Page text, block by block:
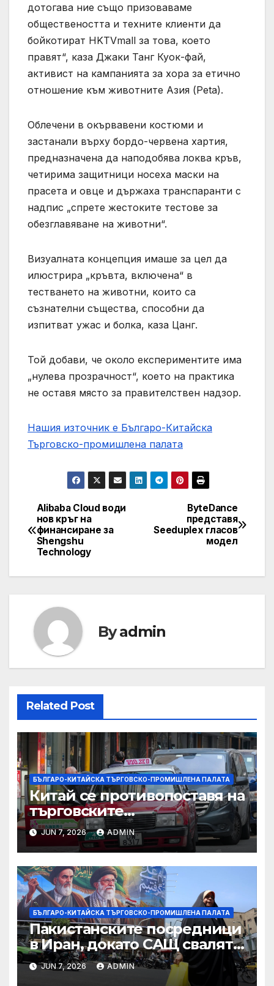
дотогава ние също призоваваме
обществеността и техните клиенти да
бойкотират HKTVmall за това, което
правят“, каза Джаки Танг Куок-фай,
активист на кампанията за хора за етично
отношение към животните Азия (Peta).
Облечени в окървавени костюми и
застанали върху бордо-червена хартия,
предназначена да наподобява локва кръв,
четирима защитници носеха маски на
прасета и овце и държаха транспаранти с
надпис „спрете жестоките тестове за
обезглавяване на животни“.
Визуалната концепция имаше за цел да
илюстрира „кръвта, включена“ в
тестването на животни, които са
съзнателни същества, способни да
изпитват ужас и болка, каза Цанг.
Той добави, че около експериментите има
„нулева прозрачност“, което на практика
не оставя място за правителствен надзор.
Нашия източник е Българо-Китайска
Търговско-промишлена палaта
Post
navigation
ByteDance
представя
Seeduplex гласов
модел
Alibaba Cloud води
нов кръг на
финансиране за
Shengshu
Technology
Byadmin
Related Post
БЪЛГАРО-КИТАЙСКА ТЪРГОВСКО-ПРОМИШЛЕНА ПАЛАТА
Китай се противопоставя на
търговските
ограничителни мерки на
САЩ във връзка с искове за
принудителен труд:
Министерство на
търговията
JUN 7, 2026 ADMIN
БЪЛГАРО-КИТАЙСКА ТЪРГОВСКО-ПРОМИШЛЕНА ПАЛАТА
Пакистанските посредници
в Иран, докато САЩ свалят
дронове, Ливан търси мир
JUN 7, 2026 ADMIN